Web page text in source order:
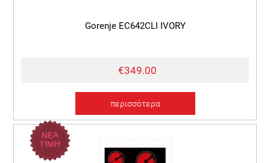
Gorenje EC642CLI IVORY
€349.00
περισσότερα
ΝΕΑ
ΤΙΜΗ